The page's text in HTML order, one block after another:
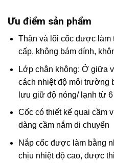
Ưu điểm sản phẩm
Thân và lõi cốc được làm
cấp, không bám dính,
Lớp chân không: Ở giữa
cách nhiệt độ môi trường
lưu giữ độ nóng/ lạnh từ
Cốc có thiết kế quai cầm
dàng cầm nắm di chuyển
Nắp cốc được làm bằng
chịu nhiệt độ cao, được